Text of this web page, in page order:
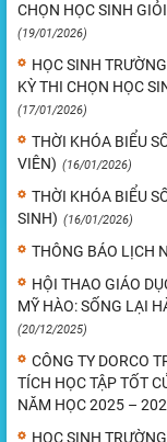
CHỌN HỌC SINH
(19/01/2026)
HỌC SINH
KỲ THI CHỌN HỌC
(17/01/2026)
THỜI KHÓA BIỂU
VIÊN) (16/01/2026)
THỜI KHÓA BIỂU
SINH) (16/01/2026)
THÔNG BÁO LỊCH
HỘI THAO GIÁO
MỸ HÀO: SỐNG LẠI
(20/12/2025)
CÔNG TY DORCO
TÍCH HỌC TẬP TỐT
NĂM HỌC 2025 –
HỌC SINH